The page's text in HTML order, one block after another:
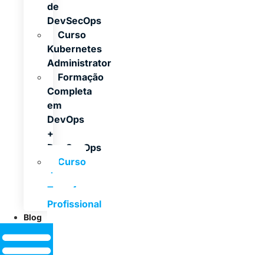
de
DevSecOps
Curso
Kubernetes
Administrator
Formação
Completa
em
DevOps
+
DevSecOps
Curso
de
Terraform
Profissional
Blog